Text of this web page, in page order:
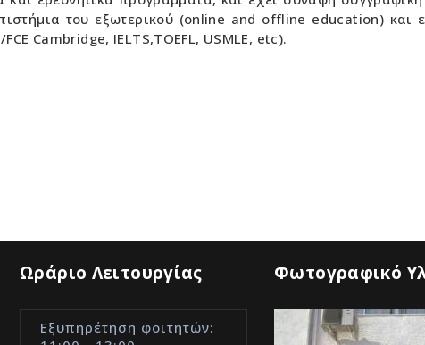
του εξωτερικού (online and offline education) και
Cambridge, IELTS,TOEFL, USMLE, etc).
Ωράριο Λειτουργίας
Εξυπηρέτηση φοιτητών:
Φωτογραφικό